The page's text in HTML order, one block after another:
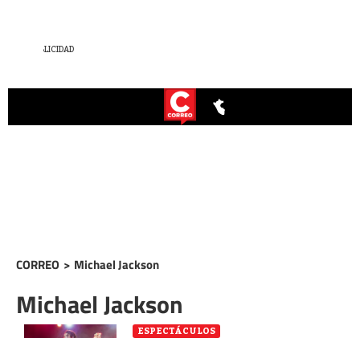
CORREO > Michael Jackson
Michael Jackson
ESPECTÁCULOS